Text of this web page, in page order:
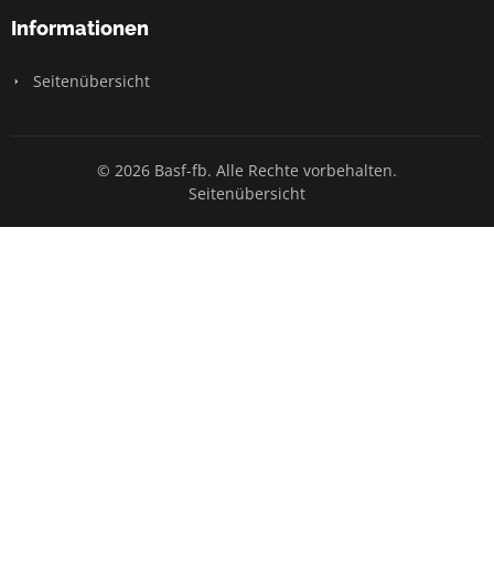
Informationen
Seitenübersicht
© 2026 Basf-fb. Alle Rechte vorbehalten.
Seitenübersicht